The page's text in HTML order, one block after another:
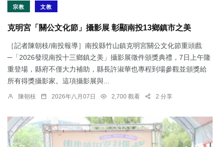
宗教 文教
克明宮「關公文化節」攝影展 彰顯南投13鄉鎮市之美
［記者陳朝枝/南投報導］南投縣竹山鎮克明宮關公文化節重頭戲
─「2026發現南投十三鄉鎮之美」攝影展徵件頒獎典禮，7日上午隆
重登場，縣府不僅大力補助，縣長許淑華也專程到場參觀並頒獎給
所有得獎攝影家。這項攝影展與...
陳朝枝 2026年八月07日 2,700 觀看 2 分享